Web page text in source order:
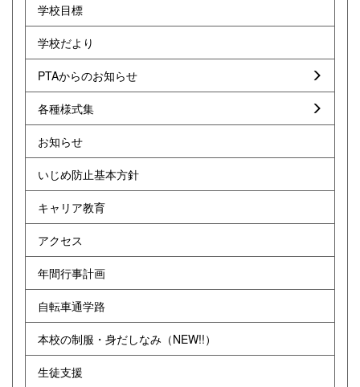
学校目標
学校だより
PTAからのお知らせ
各種様式集
お知らせ
いじめ防止基本方針
キャリア教育
アクセス
年間行事計画
自転車通学路
本校の制服・身だしなみ（NEW!!）
生徒支援